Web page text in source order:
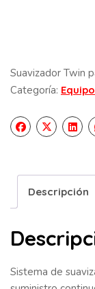
Suavizador Twin
Categoría:
Descripción
Sistema de